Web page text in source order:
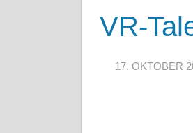
VR-
17. OKTOBER